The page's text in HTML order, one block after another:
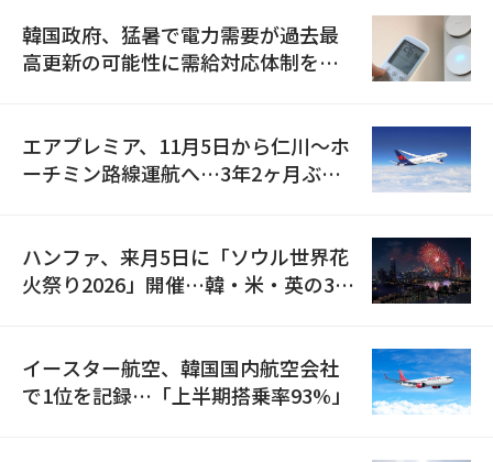
韓国政府、猛暑で電力需要が過去最
高更新の可能性に需給対応体制を点
エアプレミア、11月5日から仁川〜ホ
ーチミン路線運航へ…3年2ヶ月ぶり
ハンファ、来月5日に「ソウル世界花
火祭り2026」開催…韓・米・英の3カ
イースター航空、韓国国内航空会社
で1位を記録…「上半期搭乗率93%」